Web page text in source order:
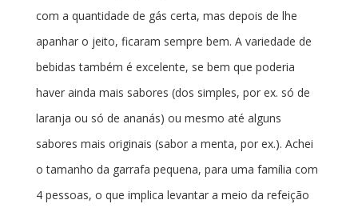
com a quantidade de gás certa, mas depois de lhe
apanhar o jeito, ficaram sempre bem. A variedade de
bebidas também é excelente, se bem que poderia
haver ainda mais sabores (dos simples, por ex. só de
laranja ou só de ananás) ou mesmo até alguns
sabores mais originais (sabor a menta, por ex.). Achei
o tamanho da garrafa pequena, para uma família com
4 pessoas, o que implica levantar a meio da refeição